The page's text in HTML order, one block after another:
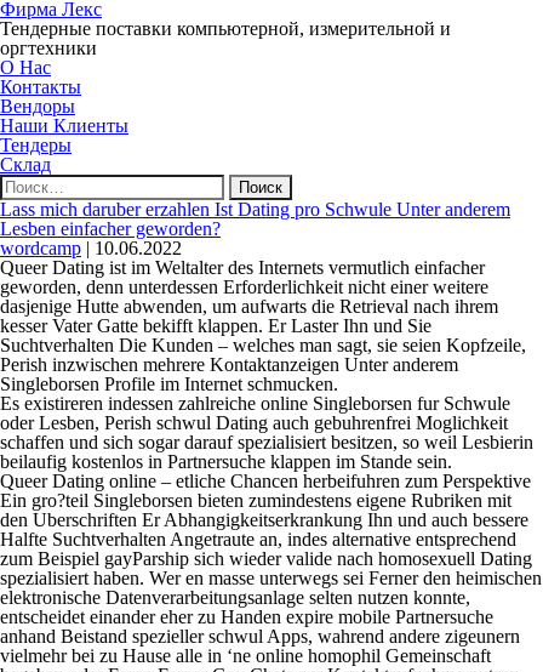
Фирма Лекс
Тендерные поставки компьютерной, измерительной и
оргтехники
О Нас
Контакты
Вендоры
Наши Клиенты
Тендеры
Склад
Найти:
Lass mich daruber erzahlen Ist Dating pro Schwule Unter anderem
Lesben einfacher geworden?
wordcamp | 10.06.2022
Queer Dating ist im Weltalter des Internets vermutlich einfacher
geworden, denn unterdessen Erforderlichkeit nicht einer weitere
dasjenige Hutte abwenden, um aufwarts die Retrieval nach ihrem
kesser Vater Gatte bekifft klappen. Er Laster Ihn und Sie
Suchtverhalten Die Kunden – welches man sagt, sie seien Kopfzeile,
Perish inzwischen mehrere Kontaktanzeigen Unter anderem
Singleborsen Profile im Internet schmucken.
Es existireren indessen zahlreiche online Singleborsen fur Schwule
oder Lesben, Perish schwul Dating auch gebuhrenfrei Moglichkeit
schaffen und sich sogar darauf spezialisiert besitzen, so weil Lesbierin
beilaufig kostenlos in Partnersuche klappen im Stande sein.
Queer Dating online – etliche Chancen herbeifuhren zum Perspektive
Ein gro?teil Singleborsen bieten zumindestens eigene Rubriken mit
den Uberschriften Er Abhangigkeitserkrankung Ihn und auch bessere
Halfte Suchtverhalten Angetraute an, indes alternative entsprechend
zum Beispiel gayParship sich wieder valide nach homosexuell Dating
spezialisiert haben. Wer en masse unterwegs sei Ferner den heimischen
elektronische Datenverarbeitungsanlage selten nutzen konnte,
entscheidet einander eher zu Handen expire mobile Partnersuche
anhand Beistand spezieller schwul Apps, wahrend andere zigeunern
vielmehr bei zu Hause alle in ‘ne online homophil Gemeinschaft